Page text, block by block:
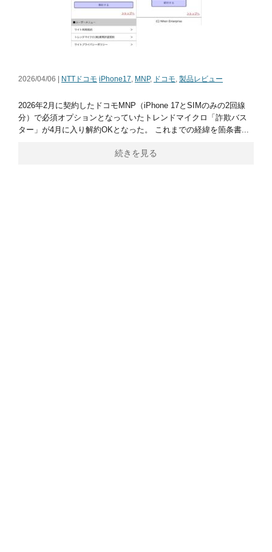
2026/04/06 | NTTドコモ iPhone17, MNP, ドコモ, 製品レビュー
2026年2月に契約したドコモMNP（iPhone 17とSIMのみの2回線
分）で必須オプションとなっていたトレンドマイクロ「詐欺バス
ター」が4月に入り解約OKとなった。 これまでの経緯を箇条書...
続きを見る